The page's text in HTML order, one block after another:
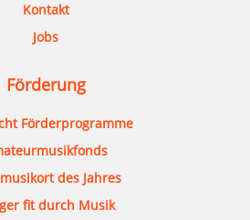
Kontakt
Jobs
Förderung
Förderprogramme
des Jahres
fit durch Musik